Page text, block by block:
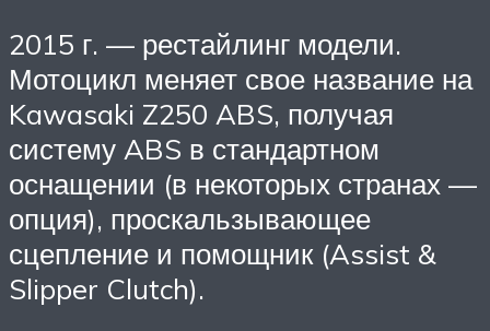
2015 г. — рестайлинг модели.
Мотоцикл меняет свое название на
Kawasaki Z250 ABS, получая
систему ABS в стандартном
оснащении (в некоторых странах —
опция), проскальзывающее
сцепление и помощник (Assist &
Slipper Clutch).